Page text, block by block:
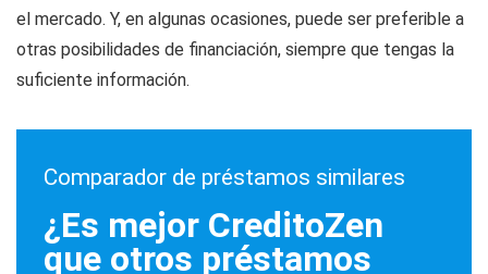
el mercado. Y, en algunas ocasiones, puede ser preferible a
otras posibilidades de financiación, siempre que tengas la
suficiente información.
Comparador de préstamos similares
¿Es mejor CreditoZen
que otros préstamos